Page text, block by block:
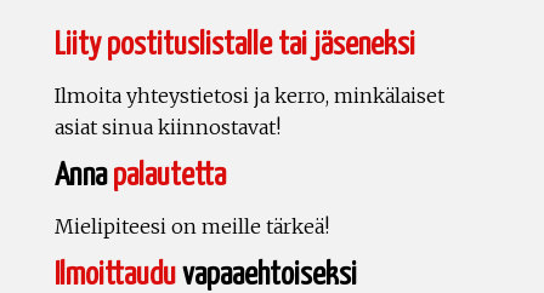
Liity postituslistalle tai jäseneksi
Ilmoita yhteystietosi ja kerro, minkälaiset
asiat sinua kiinnostavat!
Annapalautetta
Mielipiteesi on meille tärkeä!
Ilmoittauduvapaaehtoiseksi